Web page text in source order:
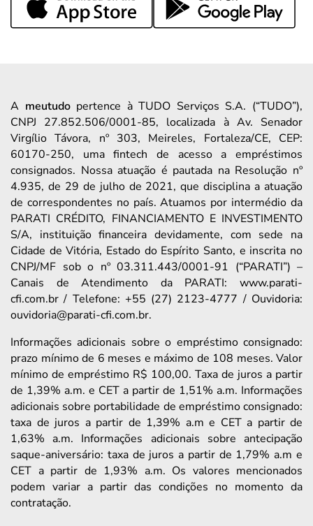
A meutudopertence à TUDO Serviços S.A. (“TUDO”),
CNPJ 27.852.506/0001-85, localizada à Av. Senador
Virgílio Távora, nº 303, Meireles, Fortaleza/CE, CEP:
60170-250, uma fintech de acesso a empréstimos
consignados. Nossa atuação é pautada na Resolução nº
4.935, de 29 de julho de 2021, que disciplina a atuação
de correspondentes no país. Atuamos por intermédio da
PARATI CRÉDITO, FINANCIAMENTO E INVESTIMENTO
S/A, instituição financeira devidamente, com sede na
Cidade de Vitória, Estado do Espírito Santo, e inscrita no
CNPJ/MF sob o nº 03.311.443/0001-91 (“PARATI”) –
Canais de Atendimento da PARATI: www.parati-
cfi.com.br / Telefone: +55 (27) 2123-4777 / Ouvidoria:
ouvidoria@parati-cfi.com.br.
Informações adicionais sobre o empréstimo consignado:
prazo mínimo de 6 meses e máximo de 108 meses. Valor
mínimo de empréstimo R$ 100,00. Taxa de juros a partir
de 1,39% a.m. e CET a partir de 1,51% a.m. Informações
adicionais sobre portabilidade de empréstimo consignado:
taxa de juros a partir de 1,39% a.m e CET a partir de
1,63% a.m. Informações adicionais sobre antecipação
saque-aniversário: taxa de juros a partir de 1,79% a.m e
CET a partir de 1,93% a.m. Os valores mencionados
podem variar a partir das condições no momento da
contratação.